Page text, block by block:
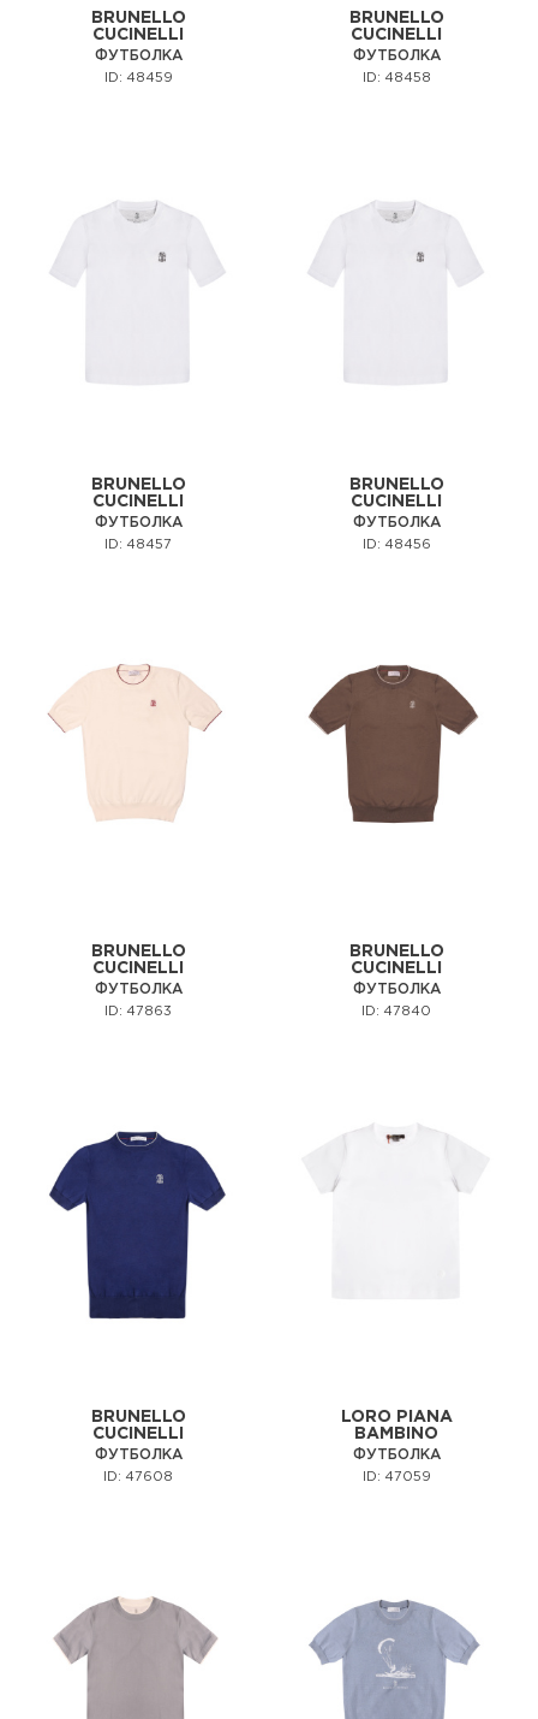
BRUNELLO
CUCINELLI
ФУТБОЛКА
ID: 48459
BRUNELLO
CUCINELLI
ФУТБОЛКА
ID: 48458
BRUNELLO
CUCINELLI
ФУТБОЛКА
ID: 48457
BRUNELLO
CUCINELLI
ФУТБОЛКА
ID: 48456
BRUNELLO
CUCINELLI
ФУТБОЛКА
ID: 47863
BRUNELLO
CUCINELLI
ФУТБОЛКА
ID: 47840
BRUNELLO
CUCINELLI
ФУТБОЛКА
ID: 47608
LORO PIANA
BAMBINO
ФУТБОЛКА
ID: 47059